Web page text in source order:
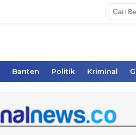
Banten Politik Kriminal